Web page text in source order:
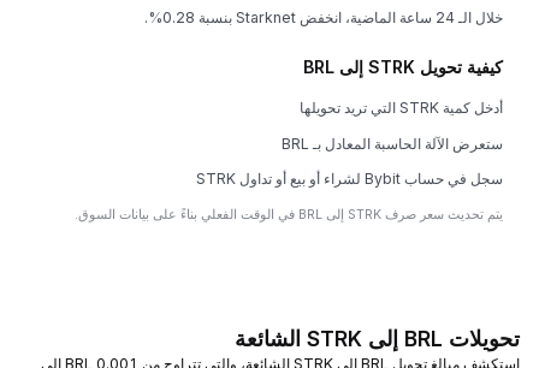
خلال الـ 24 ساعة الماضية، انخفض Starknet بنسبة 0.28%.
كيفية تحويل STRK إلى BRL
أدخل كمية STRK التي تريد تحويلها
ستعرض الآلة الحاسبة المعادل بـ BRL
سجل في حساب Bybit لشراء أو بيع أو تداول STRK
يتم تحديث سعر صرف STRK إلى BRL في الوقت الفعلي بناءً على بيانات السوق.
تحويلات BRL إلى STRK الشائعة
استكشف مبالغ تحويل BRL إلى STRK الشائعة، والتي تتراوح من 0.001 BRL إلى